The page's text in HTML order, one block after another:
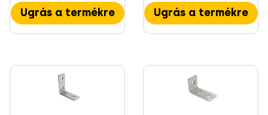
Ugrás a termékre Ugrás a termékre